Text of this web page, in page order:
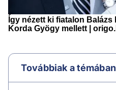
Továbbiak a témában